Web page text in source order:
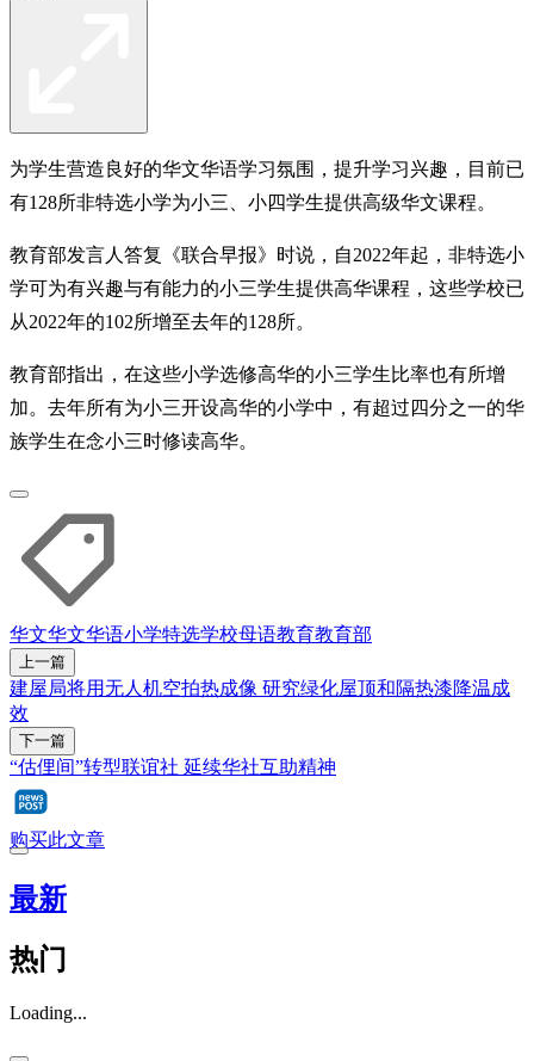
为学生营造良好的华文华语学习氛围，提升学习兴趣，目前已
有128所非特选小学为小三、小四学生提供高级华文课程。
教育部发言人答复《联合早报》时说，自2022年起，非特选小
学可为有兴趣与有能力的小三学生提供高华课程，这些学校已
从2022年的102所增至去年的128所。
教育部指出，在这些小学选修高华的小三学生比率也有所增
加。去年所有为小三开设高华的小学中，有超过四分之一的华
族学生在念小三时修读高华。
华文华文华语小学特选学校母语教育教育部
上一篇
建屋局将用无人机空拍热成像 研究绿化屋顶和隔热漆降温成
效
下一篇
“估俚间”转型联谊社 延续华社互助精神
购买此文章
最新
热门
Loading...